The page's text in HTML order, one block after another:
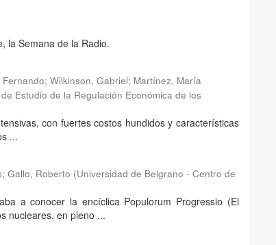
la Semana de la Radio.
; Wilkinson, Gabriel; Martínez, María
Estudio de la Regulación Económica de los
con fuertes costos hundidos y características
...
; Gallo, Roberto (Universidad de Belgrano - Centro de
a conocer la encíclica Populorum Progressio (El
nucleares, en pleno ...